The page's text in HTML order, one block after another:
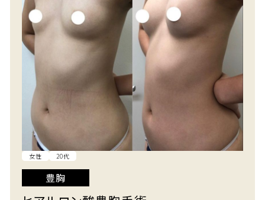
女性 20代
豊胸